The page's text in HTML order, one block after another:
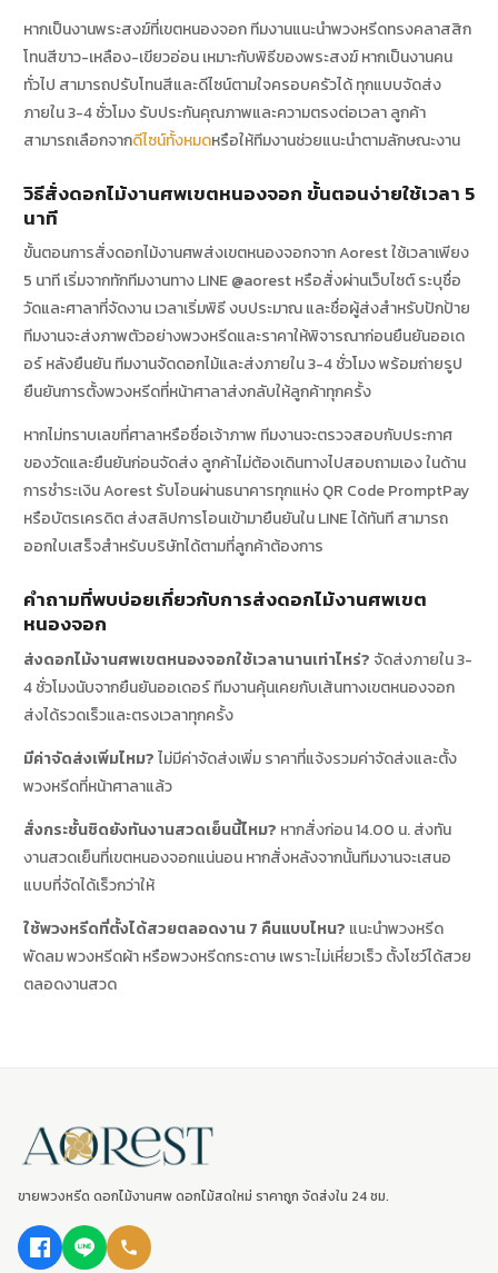
หากเป็นงานพระสงฆ์ที่เขตหนองจอก ทีมงานแนะนำพวงหรีดทรงคลาสสิก
โทนสีขาว-เหลือง-เขียวอ่อน เหมาะกับพิธีของพระสงฆ์ หากเป็นงานคน
ทั่วไป สามารถปรับโทนสีและดีไซน์ตามใจครอบครัวได้ ทุกแบบจัดส่ง
ภายใน 3-4 ชั่วโมง รับประกันคุณภาพและความตรงต่อเวลา ลูกค้า
สามารถเลือกจากดีไซน์ทั้งหมดหรือให้ทีมงานช่วยแนะนำตามลักษณะงาน
วิธีสั่งดอกไม้งานศพเขตหนองจอก ขั้นตอนง่ายใช้เวลา 5
นาที
ขั้นตอนการสั่งดอกไม้งานศพส่งเขตหนองจอกจาก Aorest ใช้เวลาเพียง
5 นาที เริ่มจากทักทีมงานทาง LINE @aorest หรือสั่งผ่านเว็บไซต์ ระบุชื่อ
วัดและศาลาที่จัดงาน เวลาเริ่มพิธี งบประมาณ และชื่อผู้ส่งสำหรับปักป้าย
ทีมงานจะส่งภาพตัวอย่างพวงหรีดและราคาให้พิจารณาก่อนยืนยันออเด
อร์ หลังยืนยัน ทีมงานจัดดอกไม้และส่งภายใน 3-4 ชั่วโมง พร้อมถ่ายรูป
ยืนยันการตั้งพวงหรีดที่หน้าศาลาส่งกลับให้ลูกค้าทุกครั้ง
หากไม่ทราบเลขที่ศาลาหรือชื่อเจ้าภาพ ทีมงานจะตรวจสอบกับประกาศ
ของวัดและยืนยันก่อนจัดส่ง ลูกค้าไม่ต้องเดินทางไปสอบถามเอง ในด้าน
การชำระเงิน Aorest รับโอนผ่านธนาคารทุกแห่ง QR Code PromptPay
หรือบัตรเครดิต ส่งสลิปการโอนเข้ามายืนยันใน LINE ได้ทันที สามารถ
ออกใบเสร็จสำหรับบริษัทได้ตามที่ลูกค้าต้องการ
คำถามที่พบบ่อยเกี่ยวกับการส่งดอกไม้งานศพเขต
หนองจอก
ส่งดอกไม้งานศพเขตหนองจอกใช้เวลานานเท่าไหร่? จัดส่งภายใน 3-
4 ชั่วโมงนับจากยืนยันออเดอร์ ทีมงานคุ้นเคยกับเส้นทางเขตหนองจอก
ส่งได้รวดเร็วและตรงเวลาทุกครั้ง
มีค่าจัดส่งเพิ่มไหม?ไม่มีค่าจัดส่งเพิ่ม ราคาที่แจ้งรวมค่าจัดส่งและตั้ง
พวงหรีดที่หน้าศาลาแล้ว
สั่งกระชั้นชิดยังทันงานสวดเย็นนี้ไหม? หากสั่งก่อน 14.00 น. ส่งทัน
งานสวดเย็นที่เขตหนองจอกแน่นอน หากสั่งหลังจากนั้นทีมงานจะเสนอ
แบบที่จัดได้เร็วกว่าให้
ใช้พวงหรีดที่ตั้งได้สวยตลอดงาน 7 คืนแบบไหน? แนะนำพวงหรีด
พัดลม พวงหรีดผ้า หรือพวงหรีดกระดาษ เพราะไม่เหี่ยวเร็ว ตั้งโชว์ได้สวย
ตลอดงานสวด
ขายพวงหรีด ดอกไม้งานศพ ดอกไม้สดใหม่ ราคาถูก จัดส่งใน 24 ชม.